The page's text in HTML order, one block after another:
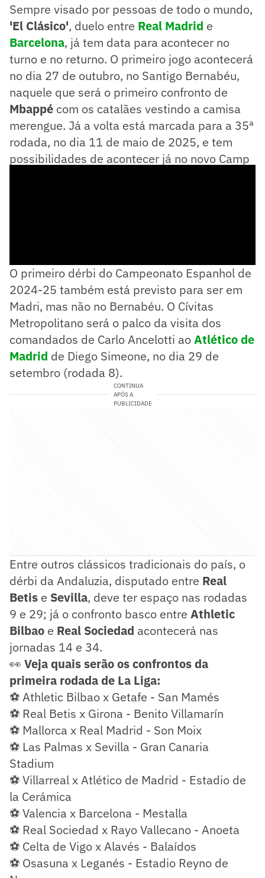
Sempre visado por pessoas de todo o mundo,
'El Clásico', duelo entre Real Madrid e
Barcelona, já tem data para acontecer no
turno e no returno. O primeiro jogo acontecerá
no dia 27 de outubro, no Santigo Bernabéu,
naquele que será o primeiro confronto de
Mbappé com os catalães vestindo a camisa
merengue. Já a volta está marcada para a 35ª
rodada, no dia 11 de maio de 2025, e tem
possibilidades de acontecer já no novo Camp
O primeiro dérbi do Campeonato Espanhol de
2024-25 também está previsto para ser em
Madri, mas não no Bernabéu. O Cívitas
Metropolitano será o palco da visita dos
comandados de Carlo Ancelotti aoAtlético de
Madrid de Diego Simeone, no dia 29 de
setembro (rodada 8).
CONTINUA
APÓS A
PUBLICIDADE
Entre outros clássicos tradicionais do país, o
dérbi da Andaluzia, disputado entre Real
Betis e Sevilla, deve ter espaço nas rodadas
9 e 29; já o confronto basco entre Athletic
Bilbao e Real Sociedad acontecerá nas
jornadas 14 e 34.
👀 Veja quais serão os confrontos da
primeira rodada de La Liga:
⚽ Athletic Bilbao x Getafe - San Mamés
⚽ Real Betis x Girona - Benito Villamarín
⚽ Mallorca x Real Madrid - Son Moix
⚽ Las Palmas x Sevilla - Gran Canaria
Stadium
⚽ Villarreal x Atlético de Madrid - Estadio de
la Cerámica
⚽ Valencia x Barcelona - Mestalla
⚽ Real Sociedad x Rayo Vallecano - Anoeta
⚽ Celta de Vigo x Alavés - Balaídos
⚽ Osasuna x Leganés - Estadio Reyno de